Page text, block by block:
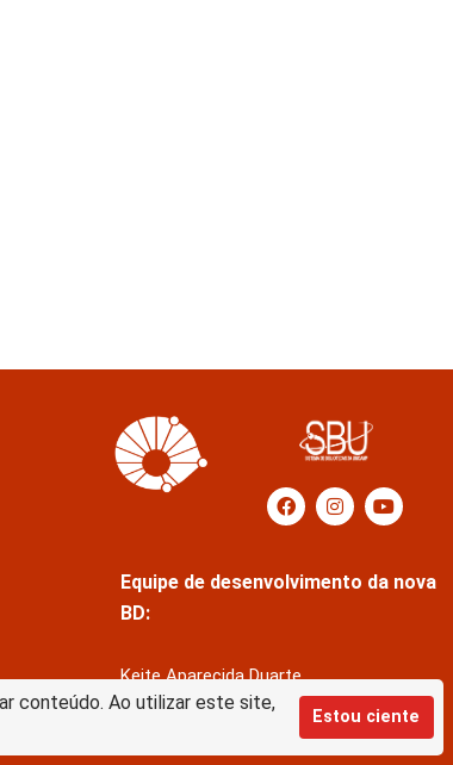
conteúdo. Ao utilizar este site,
Estou ciente
Equipe de desenvolvimento da nova
BD:
Keite Aparecida Duarte
Márcio Vinícius de Jesus Almeida
Saul Victor de Castro e Silva